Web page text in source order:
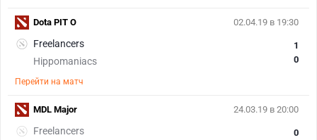
02.04.19 в 19:30
Freelancers
Hippomaniacs
1
0
Перейти на матч
Dota PIT O
24.03.19 в 20:00
Freelancers
0
MDL Major